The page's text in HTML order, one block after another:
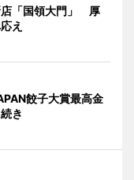
店「国領大門」 厚
え
餃子大賞最高金
き